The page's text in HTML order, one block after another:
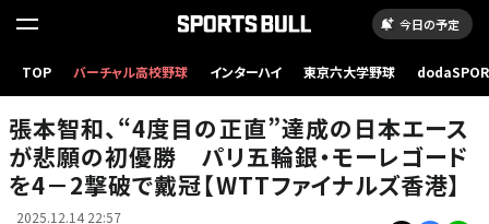
今日の予定
TOP バーチャル高校野球 インターハイ 東京六大学野球
－2撃破で戴冠【WTTファイナルズ香港】
張本智和、“4度目の正直”達成の日本エース
が悲願の初優勝 パリ五輪銀・モーレゴード
を4－2撃破で戴冠【WTTファイナルズ香港】
2025.12.14 22:57